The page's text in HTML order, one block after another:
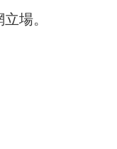
場。